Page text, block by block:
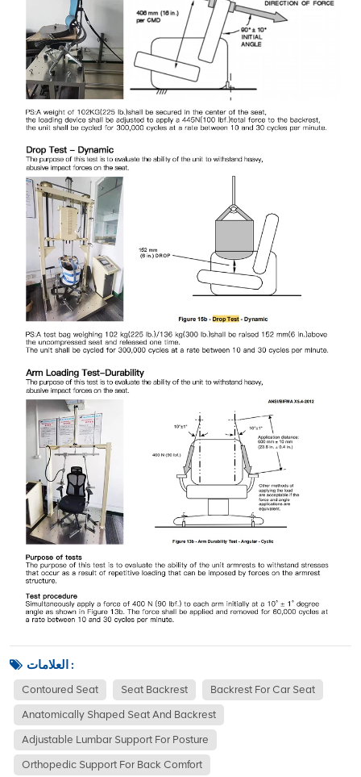
العلامات :
Contoured Seat Seat Backrest Backrest For Car Seat
Anatomically Shaped Seat And Backrest
Adjustable Lumbar Support For Posture
Orthopedic Support For Back Comfort